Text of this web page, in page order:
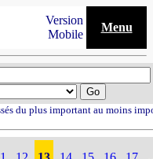
Version
Mobile
Menu
du plus important au moins